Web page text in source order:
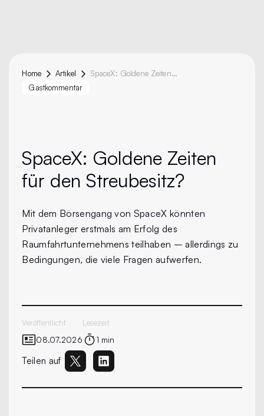
Home Artikel
SpaceX: Goldene Zeiten Für Den Streubesitz?
Gastkommentar
SpaceX: Goldene Zeiten
für den Streubesitz?
Mit dem Börsengang von SpaceX könnten
Privatanleger erstmals am Erfolg des
Raumfahrtunternehmens teilhaben – allerdings zu
Bedingungen, die viele Fragen aufwerfen.
Veröffentlicht
08.07.2026
Lesezeit
1 min
Teilen auf